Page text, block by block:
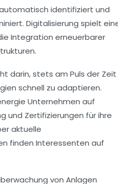
identifiziert und
Digitalisierung spielt
Integration erneuerbarer
darin, stets am Puls der Zeit
schnell zu adaptieren.
Unternehmen auf
und Zertifizierungen für ihre
aktuelle
finden Interessenten auf
von Anlagen